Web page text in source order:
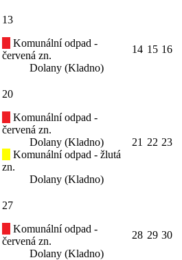
13
Komunální odpad -
červená zn.
Dolany (Kladno)
14 15 16
20
Komunální odpad -
červená zn.
Dolany (Kladno)
Komunální odpad - žlutá
zn.
Dolany (Kladno)
21 22 23
27
Komunální odpad -
červená zn.
Dolany (Kladno)
28 29 30